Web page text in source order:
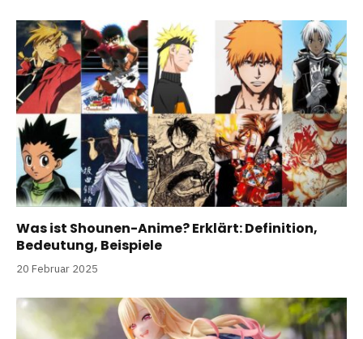
Was ist Shounen-Anime? Erklärt: Definition,
Bedeutung, Beispiele
20 Februar 2025